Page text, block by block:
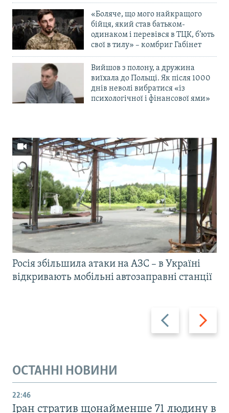
«Боляче, що мого найкращого
бійця, який став батьком-
одинаком і перевівся в ТЦК, б’ють
свої в тилу» – комбриг Габінет
Вийшов з полону, а дружина
виїхала до Польщі. Як після 1000
днів неволі вибратися «із
психологічної і фінансової ями»
Назад Вперед
Росія збільшила атаки на АЗС – в Україні
відкривають мобільні автозаправні станції
ОСТАННІ НОВИНИ
22:46
Іран стратив щонайменше 71 людину в